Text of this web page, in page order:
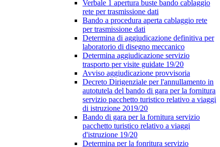
Verbale 1 apertura buste bando cablaggio
rete per trasmissione dati
Bando a procedura aperta cablaggio rete
per trasmissione dati
Determina di aggiudicazione definitiva per
laboratorio di disegno meccanico
Determina aggiudicazione servizio
trasporto per visite guidate 19/20
Avviso aggiudicazione provvisoria
Decreto Dirigenziale per l'annullamento in
autotutela del bando di gara per la fornitura
servizio pacchetto turistico relativo a viaggi
di istruzione 2019/20
Bando di gara per la fornitura servizio
pacchetto turistico relativo a viaggi
d'istruzione 19/20
Determina per la fonritura servizio